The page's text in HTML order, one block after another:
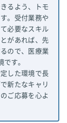
るよう、トモ
。受付業務や
必要なスキル
があれば、先
ので、医療業
です。
した環境で長
新たなキャリ
ご応募を心よ